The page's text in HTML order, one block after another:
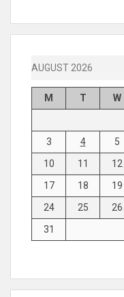
AUGUST 2026
M T W
3
4 5
10
11 12
17
18 19
24
25 26
31